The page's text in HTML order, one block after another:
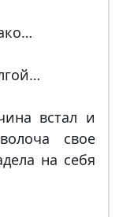
встал и
свое
на себя